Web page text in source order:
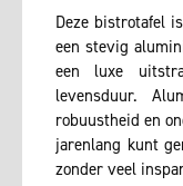
Deze bistrotafel
een stevig
een luxe
levensduur.
robuustheid en
jarenlang kunt
zonder veel